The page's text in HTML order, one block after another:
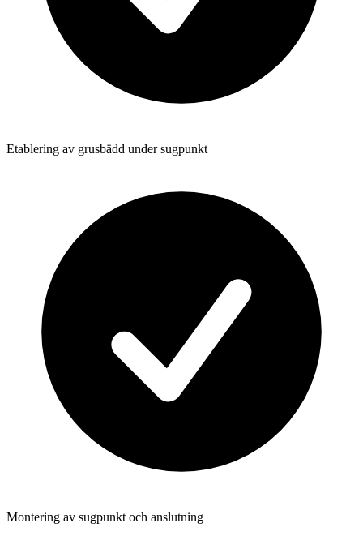
Etablering av grusbädd under sugpunkt
Montering av sugpunkt och anslutning